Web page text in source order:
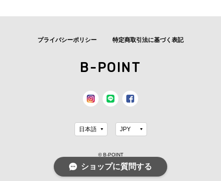
プライバシーポリシー 特定商取引法に基づく表記
B-POINT
© B-POINT
ショップに質問する